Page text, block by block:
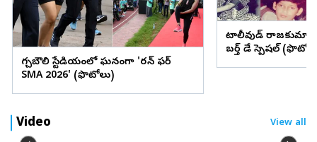
గచ్చిబౌలి స్టేడియంలో ఘనంగా 'రన్ ఫర్
SMA 2026' (ఫొటోలు)
టాలీవుడ్
బర్త్ డే స్పెషల్
Video View all